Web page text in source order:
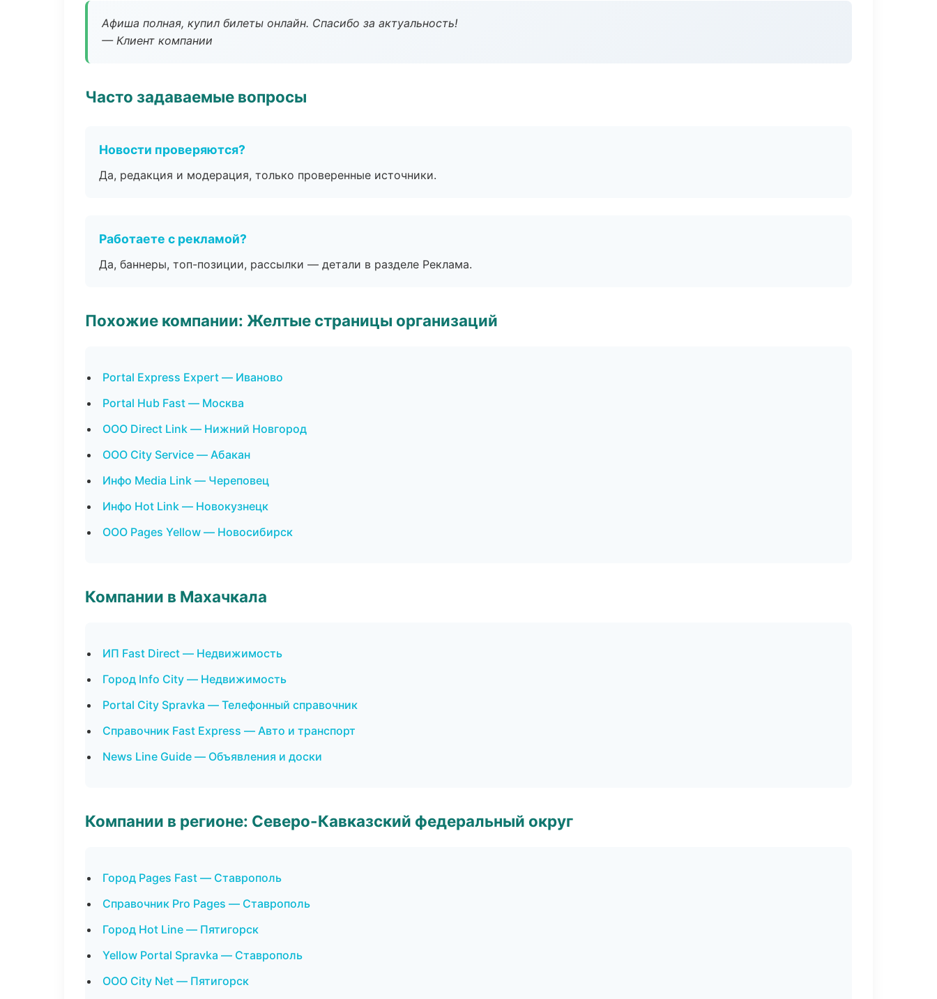
Афиша полная, купил билеты онлайн. Спасибо за актуальность!
— Клиент компании
Часто задаваемые вопросы
Новости проверяются?
Да, редакция и модерация, только проверенные источники.
Работаете с рекламой?
Да, баннеры, топ-позиции, рассылки — детали в разделе Реклама.
Похожие компании: Желтые страницы организаций
Portal Express Expert — Иваново
Portal Hub Fast — Москва
ООО Direct Link — Нижний Новгород
ООО City Service — Абакан
Инфо Media Link — Череповец
Инфо Hot Link — Новокузнецк
ООО Pages Yellow — Новосибирск
Компании в Махачкала
ИП Fast Direct — Недвижимость
Город Info City — Недвижимость
Portal City Spravka — Телефонный справочник
Справочник Fast Express — Авто и транспорт
News Line Guide — Объявления и доски
Компании в регионе: Северо-Кавказский федеральный округ
Город Pages Fast — Ставрополь
Справочник Pro Pages — Ставрополь
Город Hot Line — Пятигорск
Yellow Portal Spravka — Ставрополь
ООО City Net — Пятигорск